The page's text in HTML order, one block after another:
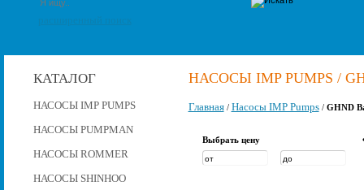
КАТАЛОГ
НАСОСЫ IMP PUMPS
НАСОСЫ PUMPMAN
НАСОСЫ ROMMER
НАСОСЫ SHINHOO
НАСОСЫ IMP PUMPS /
Главная/ Насосы IMP Pumps/ GHND
Выбрать цену